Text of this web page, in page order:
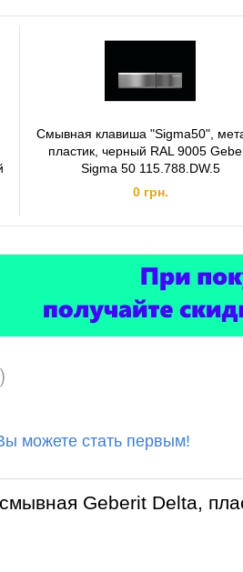
Смывная клавиша "Sigma50",
пластик, черный RAL 9005
Sigma 50 115.788.DW.5
0 грн.
можете стать первым!
Geberit Delta,